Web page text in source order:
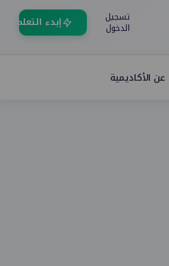
تسجيل
الدخول إبدء التعلم
عن الأكاديمية